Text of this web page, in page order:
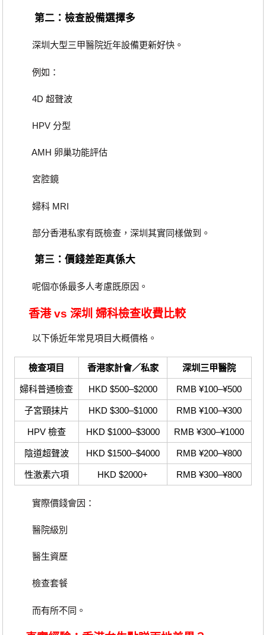
第二：檢查設備選擇多
深圳大型三甲醫院近年設備更新好快。
例如：
4D 超聲波
HPV 分型
AMH 卵巢功能評估
宮腔鏡
婦科 MRI
部分香港私家有既檢查，深圳其實同樣做到。
第三：價錢差距真係大
呢個亦係最多人考慮既原因。
香港 vs 深圳 婦科檢查收費比較
以下係近年常見項目大概價格。
檢查項目 香港家計會／私家 深圳三甲醫院
婦科普通檢查 HKD $500–$2000 RMB ¥100–¥500
子宮頸抹片 HKD $300–$1000 RMB ¥100–¥300
HPV 檢查 HKD $1000–$3000 RMB ¥300–¥1000
陰道超聲波 HKD $1500–$4000 RMB ¥200–¥800
性激素六項 HKD $2000+ RMB ¥300–¥800
實際價錢會因：
醫院級別
醫生資歷
檢查套餐
而有所不同。